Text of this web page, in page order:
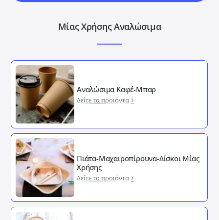
Μίας Χρήσης Αναλώσιμα
Αναλώσιμα Καφέ-Μπαρ
Δείτε τα προιόντα
Πιάτα-Μαχαιροπίρουνα-Δίσκοι Μίας
Χρήσης
Δείτε τα προιόντα